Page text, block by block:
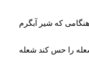
ایجاد جرقه یک تراس افزاینده این 3 ولت را به 14000 تا 18000 ولت تبدیل می کند.هنگامی که شیر آبگرم
را حس کند شعله